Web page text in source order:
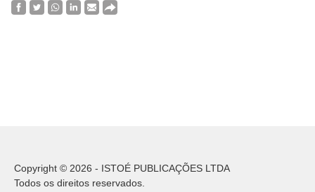
Copyright © 2026 - ISTOÉ PUBLICAÇÕES LTDA
Todos os direitos reservados.